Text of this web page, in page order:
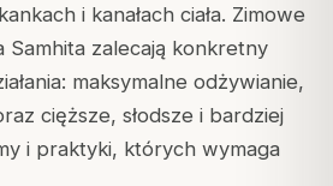
i kanałach ciała. Zimowe
Samhita zalecają konkretny
maksymalne odżywianie,
cięższe, słodsze i bardziej
i praktyki, których wymaga